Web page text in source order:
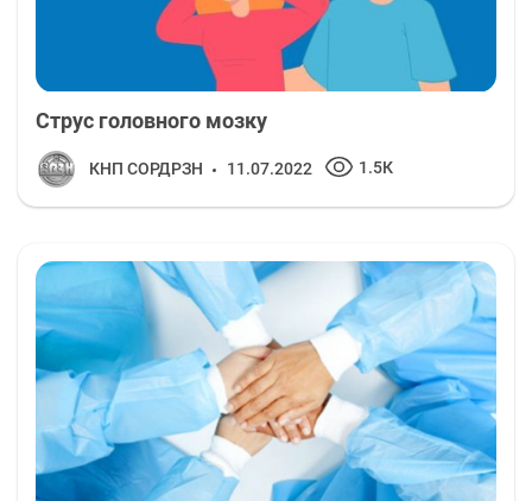
Струс головного мозку
КНП СОРДРЗН 11.07.2022 1.5К